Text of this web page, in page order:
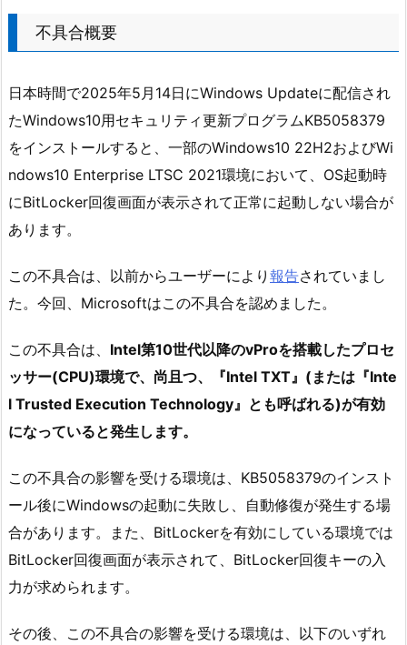
不具合概要
日本時間で2025年5月14日にWindows Updateに配信され
たWindows10用セキュリティ更新プログラムKB5058379
をインストールすると、一部のWindows10 22H2およびWi
ndows10 Enterprise LTSC 2021環境において、OS起動時
にBitLocker回復画面が表示されて正常に起動しない場合が
あります。
この不具合は、以前からユーザーにより 報告されていまし
た。今回、Microsoftはこの不具合を認めました。
この不具合は、 Intel第10世代以降のvProを搭載したプロセ
ッサー(CPU)環境で、尚且つ、『Intel TXT』(または『Inte
l Trusted Execution Technology』とも呼ばれる)が有効
になっていると発生します。
この不具合の影響を受ける環境は、KB5058379のインスト
ール後にWindowsの起動に失敗し、自動修復が発生する場
合があります。また、BitLockerを有効にしている環境では
BitLocker回復画面が表示されて、BitLocker回復キーの入
力が求められます。
その後、この不具合の影響を受ける環境は、以下のいずれ